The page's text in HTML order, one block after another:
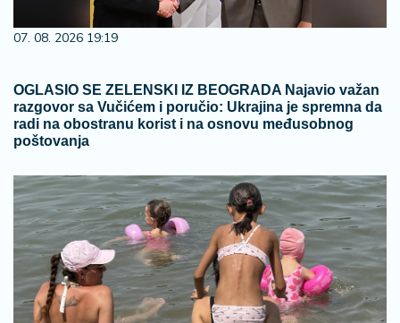
07. 08. 2026 19:19
OGLASIO SE ZELENSKI IZ BEOGRADA Najavio važan
razgovor sa Vučićem i poručio: Ukrajina je spremna da
radi na obostranu korist i na osnovu međusobnog
poštovanja